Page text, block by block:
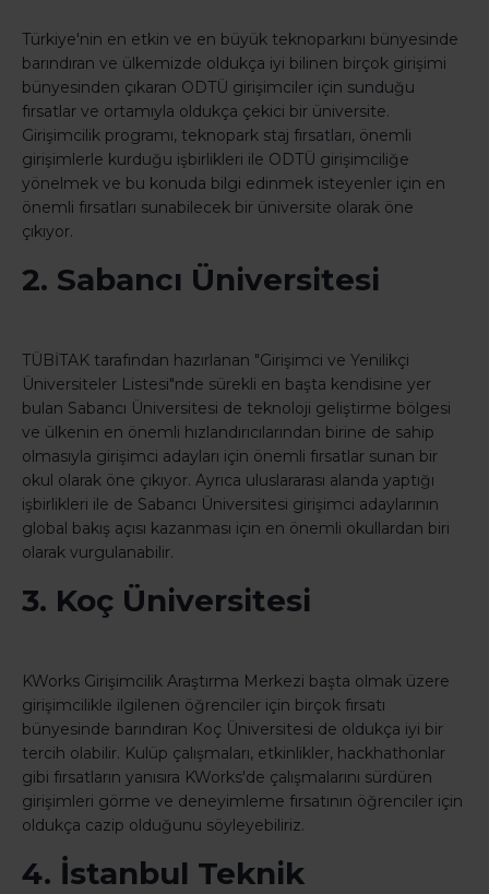
Türkiye'nin en etkin ve en büyük teknoparkını bünyesinde
barındıran ve ülkemizde oldukça iyi bilinen birçok girişimi
bünyesinden çıkaran ODTÜ girişimciler için sunduğu
fırsatlar ve ortamıyla oldukça çekici bir üniversite.
Girişimcilik programı, teknopark staj fırsatları, önemli
girişimlerle kurduğu işbirlikleri ile ODTÜ girişimciliğe
yönelmek ve bu konuda bilgi edinmek isteyenler için en
önemli fırsatları sunabilecek bir üniversite olarak öne
çıkıyor.
2. Sabancı Üniversitesi
TÜBİTAK tarafından hazırlanan "Girişimci ve Yenilikçi
Üniversiteler Listesi"nde sürekli en başta kendisine yer
bulan Sabancı Üniversitesi de teknoloji geliştirme bölgesi
ve ülkenin en önemli hızlandırıcılarından birine de sahip
olmasıyla girişimci adayları için önemli fırsatlar sunan bir
okul olarak öne çıkıyor. Ayrıca uluslararası alanda yaptığı
işbirlikleri ile de Sabancı Üniversitesi girişimci adaylarının
global bakış açısı kazanması için en önemli okullardan biri
olarak vurgulanabilir.
3. Koç Üniversitesi
KWorks Girişimcilik Araştırma Merkezi başta olmak üzere
girişimcilikle ilgilenen öğrenciler için birçok fırsatı
bünyesinde barındıran Koç Üniversitesi de oldukça iyi bir
tercih olabilir. Kulüp çalışmaları, etkinlikler, hackhathonlar
gibi fırsatların yanısıra KWorks'de çalışmalarını sürdüren
girişimleri görme ve deneyimleme fırsatının öğrenciler için
oldukça cazip olduğunu söyleyebiliriz.
4. İstanbul Teknik